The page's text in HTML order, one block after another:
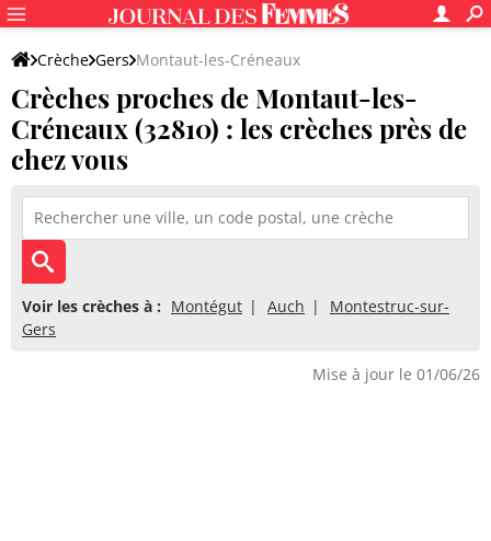
Crèche Gers Montaut-les-Créneaux
Crèches proches de Montaut-les-
Créneaux (32810) : les crèches près de
chez vous
Voir les crèches à : Montégut Auch
Montestruc-sur-
Gers
Mise à jour le 01/06/26